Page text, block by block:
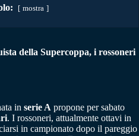
mostra
della Supercoppa, i rossoneri
in serie A propone per sabato
. I rossoneri, attualmente ottavi in
in campionato dopo il pareggio